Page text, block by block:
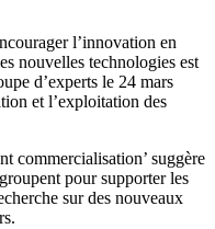
l’innovation en
nouvelles technologies est
d’experts le 24 mars
et l’exploitation des
commercialisation’ suggère
pour supporter les
sur des nouveaux